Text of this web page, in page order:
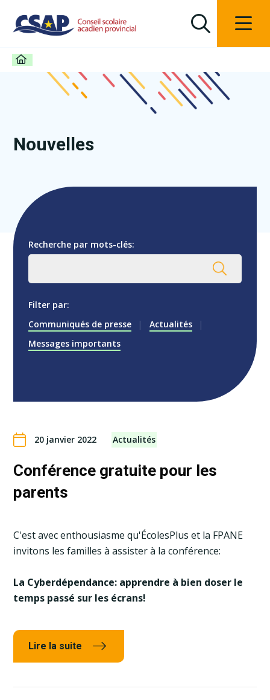
Nouvelles
Recherche par mots-clés:
Filter par:
Communiqués de presse
Actualités
Messages importants
20 janvier 2022 Actualités
Conférence gratuite pour les
parents
C'est avec enthousiasme qu'ÉcolesPlus et la FPANE
invitons les familles à assister à la conférence:
La Cyberdépendance: apprendre à bien doser le
temps passé sur les écrans!
Lire la suite